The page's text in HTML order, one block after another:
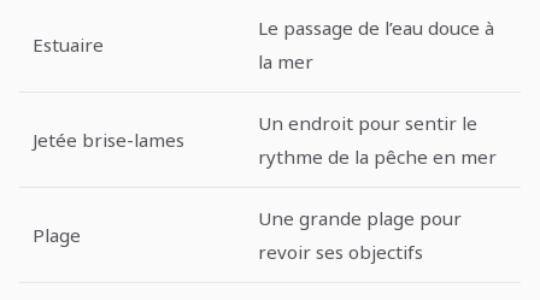
Estuaire
Le passage de l’eau douce à
la mer
Jetée brise-lames
Un endroit pour sentir le
rythme de la pêche en mer
Plage
Une grande plage pour
revoir ses objectifs